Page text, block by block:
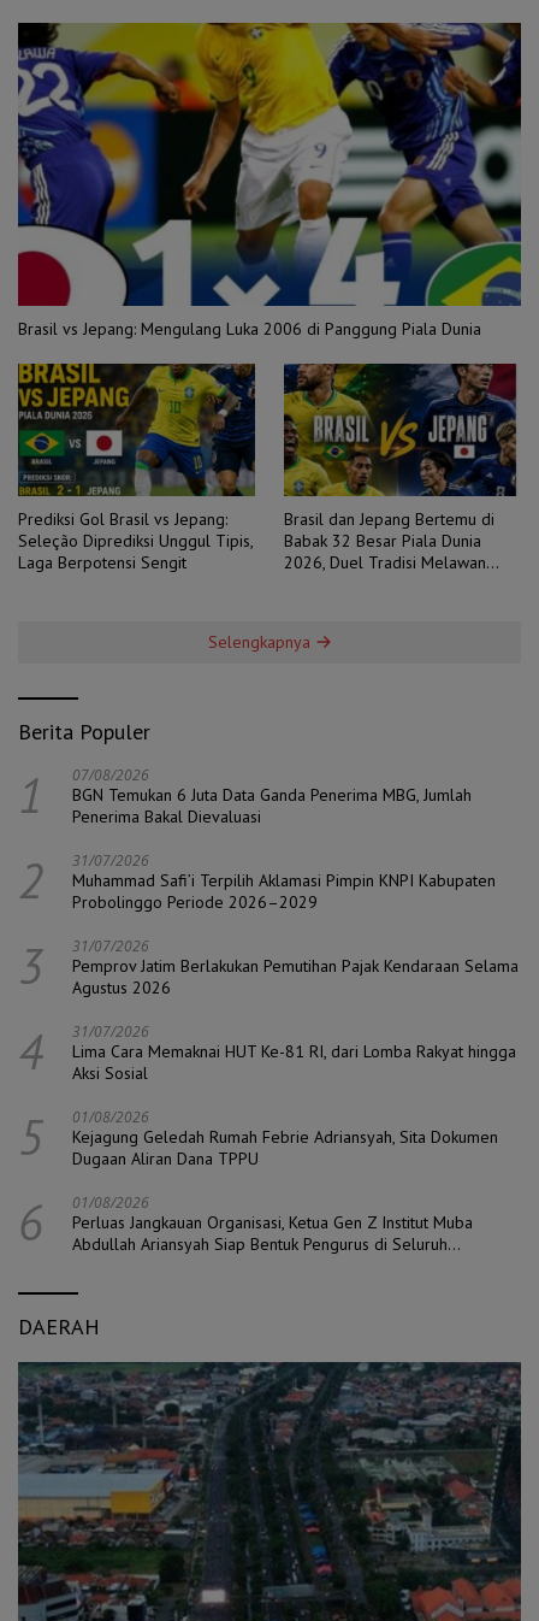
Brasil vs Jepang: Mengulang Luka 2006 di Panggung Piala Dunia
Prediksi Gol Brasil vs Jepang:
Seleção Diprediksi Unggul Tipis,
Laga Berpotensi Sengit
Brasil dan Jepang Bertemu di
Babak 32 Besar Piala Dunia
2026, Duel Tradisi Melawan
Selengkapnya
Berita Populer
1 07/08/2026
BGN Temukan 6 Juta Data Ganda Penerima MBG, Jumlah
Penerima Bakal Dievaluasi
2 31/07/2026
Muhammad Safi’i Terpilih Aklamasi Pimpin KNPI Kabupaten
Probolinggo Periode 2026–2029
3 31/07/2026
Pemprov Jatim Berlakukan Pemutihan Pajak Kendaraan Selama
Agustus 2026
4 31/07/2026
Lima Cara Memaknai HUT Ke-81 RI, dari Lomba Rakyat hingga
Aksi Sosial
5 01/08/2026
Kejagung Geledah Rumah Febrie Adriansyah, Sita Dokumen
Dugaan Aliran Dana TPPU
6 01/08/2026
Perluas Jangkauan Organisasi, Ketua Gen Z Institut Muba
Abdullah Ariansyah Siap Bentuk Pengurus di Seluruh
DAERAH